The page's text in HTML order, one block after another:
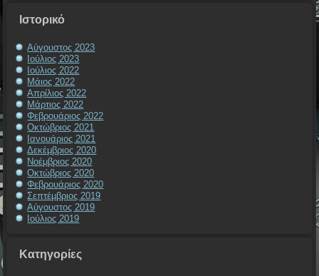
Ιστορικό
Αύγουστος 2023
Ιούλιος 2023
Ιούλιος 2022
Μάιος 2022
Απρίλιος 2022
Μάρτιος 2022
Φεβρουάριος 2022
Οκτώβριος 2021
Ιανουάριος 2021
Δεκέμβριος 2020
Νοέμβριος 2020
Οκτώβριος 2020
Φεβρουάριος 2020
Σεπτέμβριος 2019
Αύγουστος 2019
Ιούλιος 2019
Kατηγορίες